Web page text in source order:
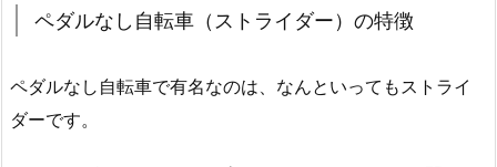
ペダルなし自転車（ストライダー）の特徴
ペダルなし自転車で有名なのは、なんといってもストライ
ダーです。